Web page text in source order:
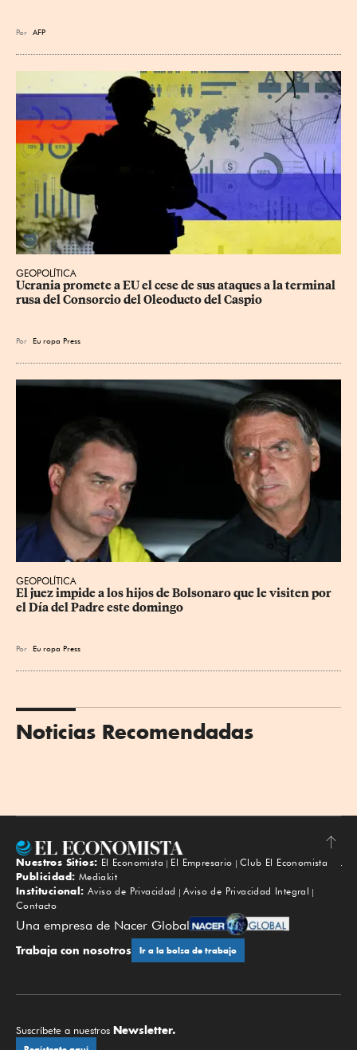
Por AFP
GEOPOLÍTICA
Ucrania promete a EU el cese de sus ataques a la terminal
rusa del Consorcio del Oleoducto del Caspio
Por Eu ropa Press
GEOPOLÍTICA
El juez impide a los hijos de Bolsonaro que le visiten por
el Día del Padre este domingo
Por Eu ropa Press
Noticias Recomendadas
Subir
Nuestros Sitios: El Economista El Empresario
Club El Economista
Publicidad: Mediakit
Institucional: Aviso de Privacidad
Aviso de Privacidad Integral
Contacto
Una empresa de Nacer Global
Trabaja con nosotros Ir a la bolsa de trabajo
Suscríbete a nuestros Newsletter.